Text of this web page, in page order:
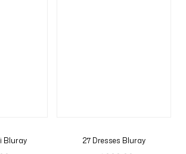
Bluray 27 Dresses Bluray